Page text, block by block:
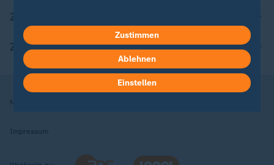
ZDFheute Apps
Nutzungsbedingungen
Impressum
in deinen Einstellungen widerrufen oder ändern.
Hier findest du das Impressum.
Weitere Informationen findest du in unserer
Datenschutzerklärung.
Zustimmen
Ablehnen
Einstellen